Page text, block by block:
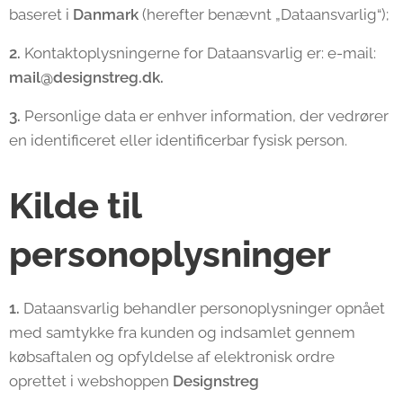
baseret i Danmark (herefter benævnt „Dataansvarlig“);
2. Kontaktoplysningerne for Dataansvarlig er: e-mail:
mail@designstreg.dk.
3. Personlige data er enhver information, der vedrører
en identificeret eller identificerbar fysisk person.
Kilde til
personoplysninger
1. Dataansvarlig behandler personoplysninger opnået
med samtykke fra kunden og indsamlet gennem
købsaftalen og opfyldelse af elektronisk ordre
oprettet i webshoppen Designstreg